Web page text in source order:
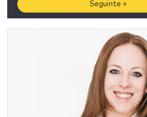
Seguinte »